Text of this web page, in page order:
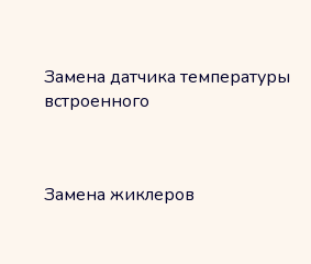
Замена датчика температуры
встроенного
Замена жиклеров